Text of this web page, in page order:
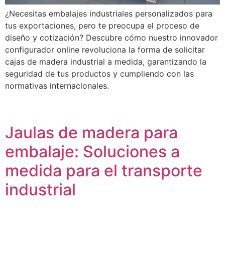
¿Necesitas embalajes industriales personalizados para
tus exportaciones, pero te preocupa el proceso de
diseño y cotización? Descubre cómo nuestro innovador
configurador online revoluciona la forma de solicitar
cajas de madera industrial a medida, garantizando la
seguridad de tus productos y cumpliendo con las
normativas internacionales.
Jaulas de madera para
embalaje: Soluciones a
medida para el transporte
industrial